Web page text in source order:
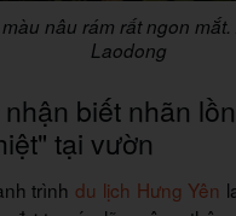
màu nâu rám rất ngon
Laodong
biết nhãn
tại vườn
trìnhdu lịch Hưng Yên